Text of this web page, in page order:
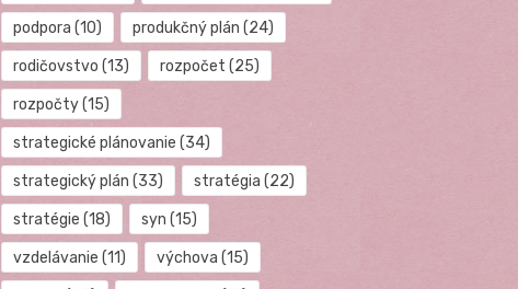
podpora (10) produkčný plán (24)
rodičovstvo (13) rozpočet (25)
rozpočty(15)
strategické plánovanie (34)
strategický plán (33) stratégia (22)
stratégie (18) syn (15)
vzdelávanie (11) výchova (15)